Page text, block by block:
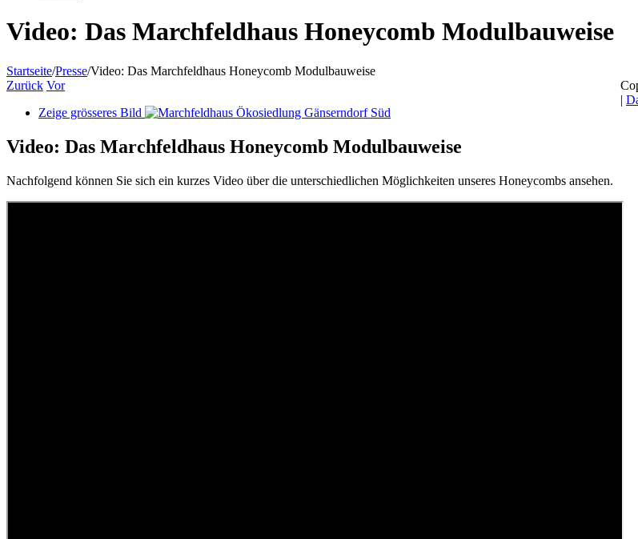
Video: Das Marchfeldhaus Honeycomb Modulbauweise
Startseite/Presse/Video: Das Marchfeldhaus Honeycomb Modulbauweise
Zurück Vor
Zeige grösseres Bild
Video: Das Marchfeldhaus Honeycomb Modulbauweise
Nachfolgend können Sie sich ein kurzes Video über die unterschiedlichen Möglichkeiten unseres Honeycombs ansehen.
|